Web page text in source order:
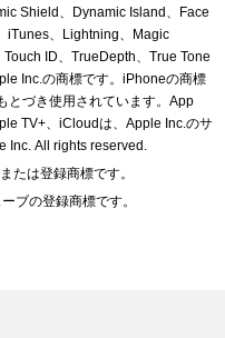
Shield、Dynamic Island、Face
iTunes、Lightning、Magic
ID、TrueDepth、True Tone
Inc.の商標です。iPhoneの商標
とづき使用されています。App
TV+、iCloudは、Apple Inc.のサ
Inc. All rights reserved.
たは登録商標です。
ブの登録商標です。